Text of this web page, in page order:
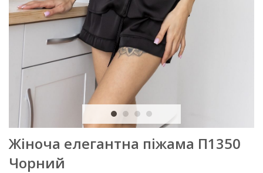
Жіноча елегантна піжама П1350
Чорний